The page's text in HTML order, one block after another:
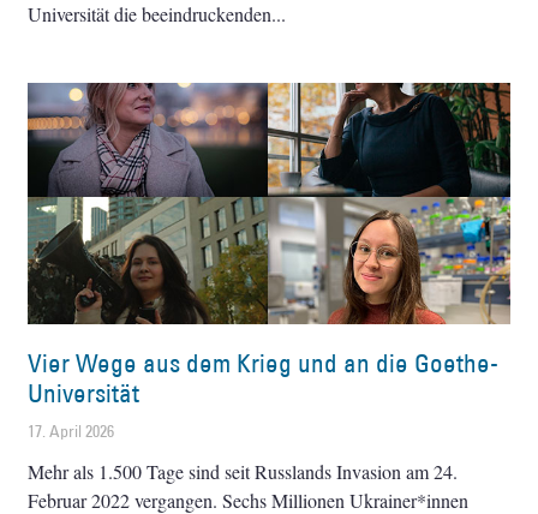
Universität die beeindruckenden
Vier Wege aus dem Krieg und an die Goethe-
Universität
17. April 2026
Mehr als 1.500 Tage sind seit Russlands Invasion am 24.
Februar 2022 vergangen. Sechs Millionen Ukrainer*innen